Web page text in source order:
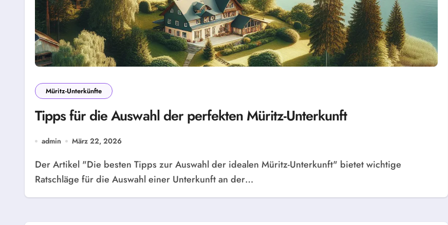
Müritz-Unterkünfte
Tipps für die Auswahl der perfekten Müritz-Unterkunft
admin März 22, 2026
Der Artikel "Die besten Tipps zur Auswahl der idealen Müritz-Unterkunft" bietet wichtige
Ratschläge für die Auswahl einer Unterkunft an der…